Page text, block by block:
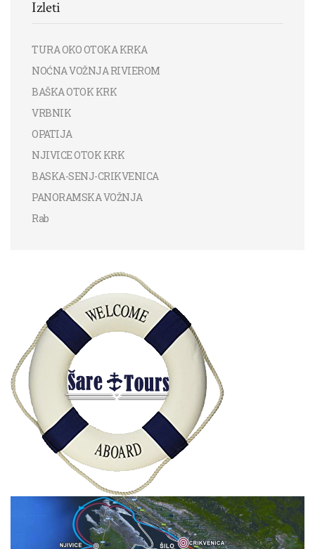
Izleti
TURA OKO OTOKA KRKA
NOĆNA VOŽNJA RIVIEROM
BAŠKA OTOK KRK
VRBNIK
OPATIJA
NJIVICE OTOK KRK
BASKA-SENJ-CRIKVENICA
PANORAMSKA VOŽNJA
Rab